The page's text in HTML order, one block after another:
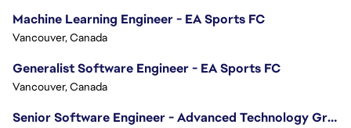
Machine Learning Engineer - EA Sports FC
Vancouver, Canada
Generalist Software Engineer - EA Sports FC
Vancouver, Canada
Senior Software Engineer - Advanced Technology Group